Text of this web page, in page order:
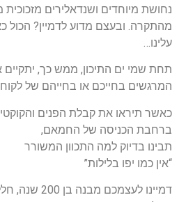
נחושת מיוחדים ושנדאלירים מזכוכית
מהתקרה. ובעצם מדוע לדמיין? הכול
עלינו…
תחת שמי ים התיכון, ממש כך, יתקיים
המרגשים בחייכם או בחייהם של
כאשר תיראו את קבלת הפנים
ברחבת הכניסה של החמאם,
תבינו בדיוק למה התכוון המשורר
“אין כמו יפו בלילות”
דמיינו